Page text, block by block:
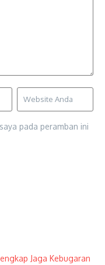
pada peramban ini
Jaga Kebugaran